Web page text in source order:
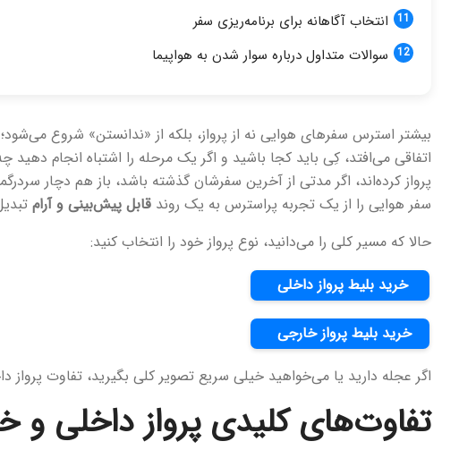
انتخاب آگاهانه برای برنامه‌ریزی سفر
سوالات متداول درباره سوار شدن به هواپیما
بیشتر استرس سفرهای هوایی نه از پرواز، بلکه از «ندانستن» شروع
اتفاقی می‌افتد، کِی باید کجا باشید و اگر یک مرحله را اشتباه انجام
پرواز کرده‌اند، اگر مدتی از آخرین سفرشان گذشته باشد، باز هم دچار
سفر هوایی را از یک تجربه پراسترس به یک روند قابل پیش‌بینی و آرام
حالا که مسیر کلی را می‌دانید، نوع پرواز خود را انتخاب کنید:
خرید بلیط پرواز داخلی
خرید بلیط پرواز خارجی
اگر عجله دارید یا می‌خواهید خیلی سریع تصویر کلی بگیرید، تفاوت پرواز
تفاوت‌های کلیدی پرواز داخلی و